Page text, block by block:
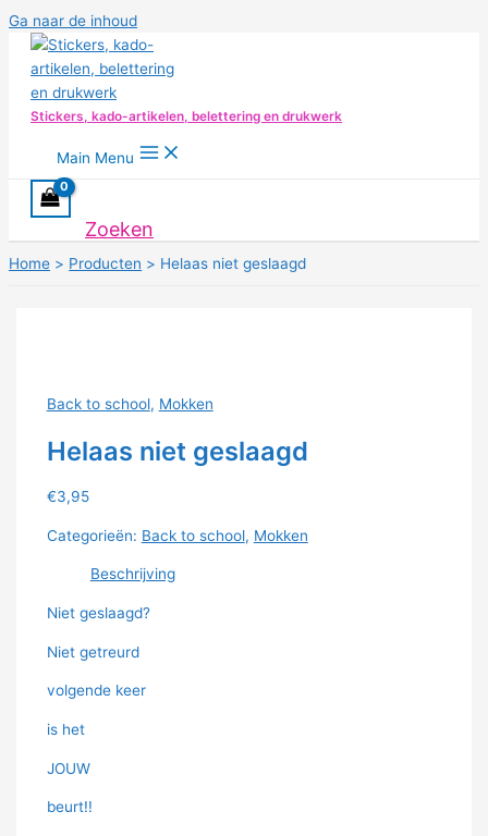
Ga naar de inhoud
Stickers, kado-artikelen, belettering en drukwerk
Main Menu
Zoeken
Home Producten Helaas niet geslaagd
Back to school, Mokken
Helaas niet geslaagd
€3,95
Categorieën: Back to school, Mokken
Beschrijving
Niet geslaagd?
Niet getreurd
volgende keer
is het
JOUW
beurt!!